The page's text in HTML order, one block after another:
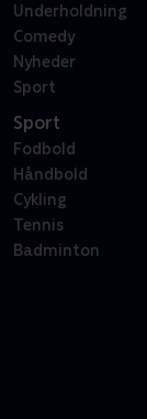
Underholdning
Comedy
Nyheder
Sport
Sport
Fodbold
Håndbold
Cykling
Tennis
Badminton